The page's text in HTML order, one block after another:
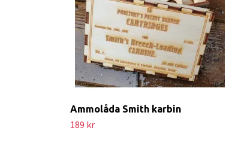
Ammolåda Smith karbin
189 kr